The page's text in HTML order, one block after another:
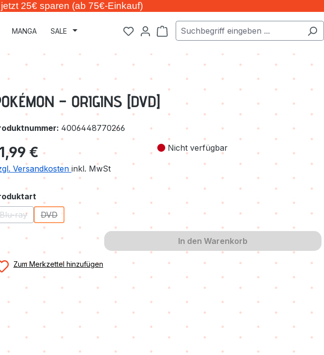
25€ sparen (ab 75€-Einkauf)
MANGA SALE Warenkorb enthält 0 Positionen. Der
– ORIGINS [DVD]
4006448770266
Preis:
€
Versandkosten inkl. MwSt
Nicht verfügbar
Blu-ray
(Diese Option ist zurzeit nicht verfügbar.)
DVD
(Diese Option ist zurzeit nicht verfügbar.)
In den Warenkorb
Zum Merkzettel hinzufügen